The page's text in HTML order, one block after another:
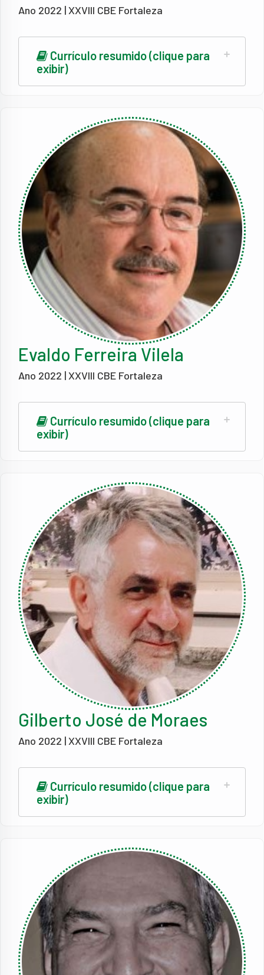
Ano 2022 | XXVIII CBE Fortaleza
Currículo resumido (clique para
exibir)
Evaldo Ferreira Vilela
Ano 2022 | XXVIII CBE Fortaleza
Currículo resumido (clique para
exibir)
Gilberto José de Moraes
Ano 2022 | XXVIII CBE Fortaleza
Currículo resumido (clique para
exibir)